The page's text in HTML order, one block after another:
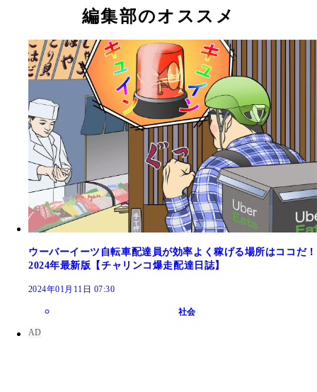
編集部のオススメ
ウーバーイーツ自転車配達員が効率よく稼げる場所はココだ！
2024年最新版【チャリンコ爆走配達日誌】
2024年01月11日 07:30
社会